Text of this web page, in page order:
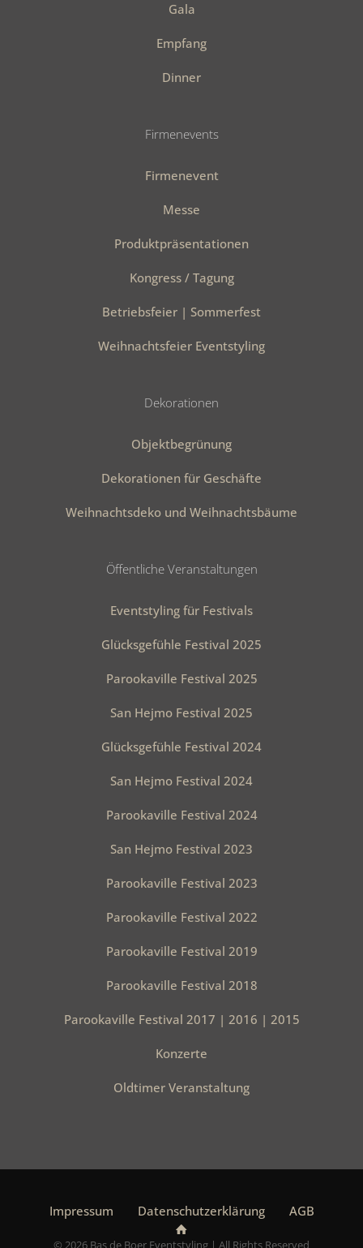
Gala
Empfang
Dinner
Firmenevents
Firmenevent
Messe
Produktpräsentationen
Kongress / Tagung
Betriebsfeier | Sommerfest
Weihnachtsfeier Eventstyling
Dekorationen
Objektbegrünung
Dekorationen für Geschäfte
Weihnachtsdeko und Weihnachtsbäume
Öffentliche Veranstaltungen
Eventstyling für Festivals
Glücksgefühle Festival 2025
Parookaville Festival 2025
San Hejmo Festival 2025
Glücksgefühle Festival 2024
San Hejmo Festival 2024
Parookaville Festival 2024
San Hejmo Festival 2023
Parookaville Festival 2023
Parookaville Festival 2022
Parookaville Festival 2019
Parookaville Festival 2018
Parookaville Festival 2017 | 2016 | 2015
Konzerte
Oldtimer Veranstaltung
Impressum Datenschutzerklärung AGB
© 2026 Bas de Boer Eventstyling | All Rights Reserved